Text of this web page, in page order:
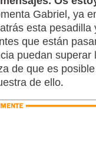
Gabriel, ya
esta
que están
puedan superar
de que es
de ello.